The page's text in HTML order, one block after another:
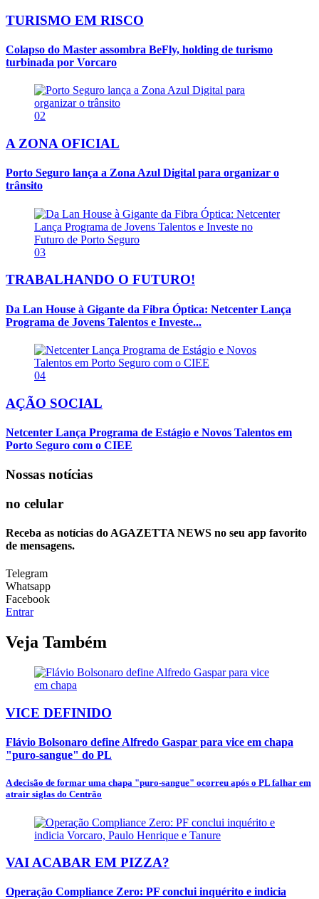
TURISMO EM RISCO
Colapso do Master assombra BeFly, holding de turismo
turbinada por Vorcaro
02
A ZONA OFICIAL
Porto Seguro lança a Zona Azul Digital para organizar o
trânsito
03
TRABALHANDO O FUTURO!
Da Lan House à Gigante da Fibra Óptica: Netcenter Lança
Programa de Jovens Talentos e Investe...
04
AÇÃO SOCIAL
Netcenter Lança Programa de Estágio e Novos Talentos em
Porto Seguro com o CIEE
Nossas notícias
no celular
Receba as notícias do AGAZETTA NEWS no seu app favorito
de mensagens.
Telegram
Whatsapp
Facebook
Entrar
Veja Também
VICE DEFINIDO
Flávio Bolsonaro define Alfredo Gaspar para vice em chapa
"puro-sangue" do PL
A decisão de formar uma chapa "puro-sangue" ocorreu após o PL falhar em
atrair siglas do Centrão
VAI ACABAR EM PIZZA?
Operação Compliance Zero: PF conclui inquérito e indicia